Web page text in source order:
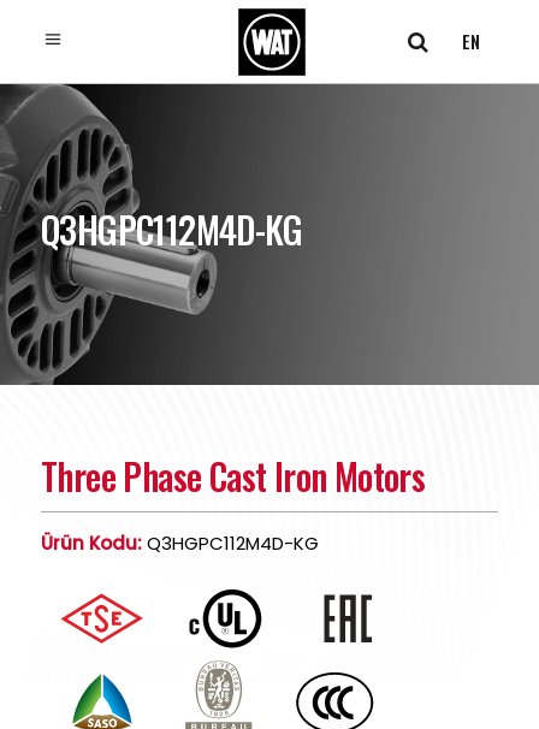
EN
Q3HGPC112M4D-KG
Three Phase Cast Iron Motors
Ürün Kodu:Q3HGPC112M4D-KG